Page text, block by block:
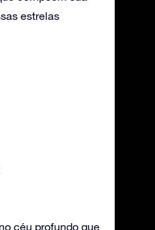
estrelas
céu profundo que